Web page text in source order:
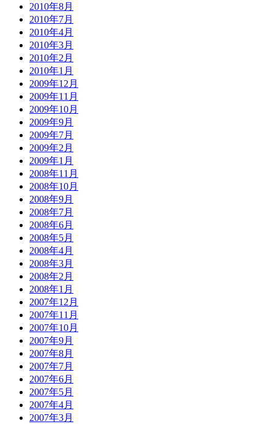
2010年8月
2010年7月
2010年4月
2010年3月
2010年2月
2010年1月
2009年12月
2009年11月
2009年10月
2009年9月
2009年7月
2009年2月
2009年1月
2008年11月
2008年10月
2008年9月
2008年7月
2008年6月
2008年5月
2008年4月
2008年3月
2008年2月
2008年1月
2007年12月
2007年11月
2007年10月
2007年9月
2007年8月
2007年7月
2007年6月
2007年5月
2007年4月
2007年3月